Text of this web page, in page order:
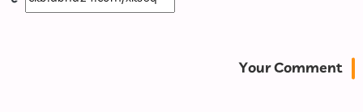
Your Comment